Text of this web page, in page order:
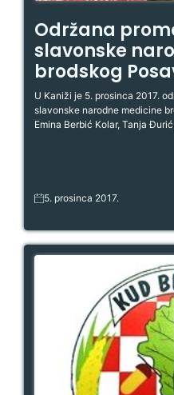
Održana
slavonske
brodskog
U Kaniži je 5. prosinca 2017.
slavonske narodne medicine
Emina Berbić Kolar, Tanja
5. prosinca 2017.